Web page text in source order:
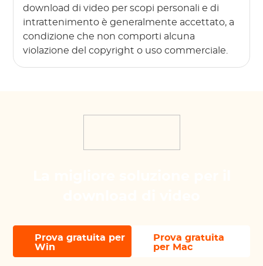
download di video per scopi personali e di
intrattenimento è generalmente accettato, a
condizione che non comporti alcuna
violazione del copyright o uso commerciale.
Prova gratuita per
Win
Prova gratuita
per Mac